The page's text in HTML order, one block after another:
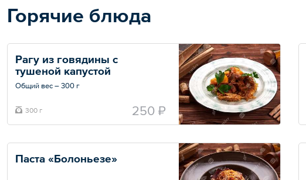
Горячие блюда
Рагу из говядины с
тушеной капустой
Общий вес – 300 г
300 г 250 ₽
Паста «Болоньезе»